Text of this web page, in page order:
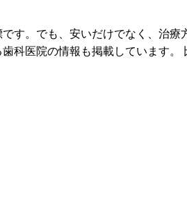
す。でも、安いだけでなく、治療
科医院の情報も掲載しています。